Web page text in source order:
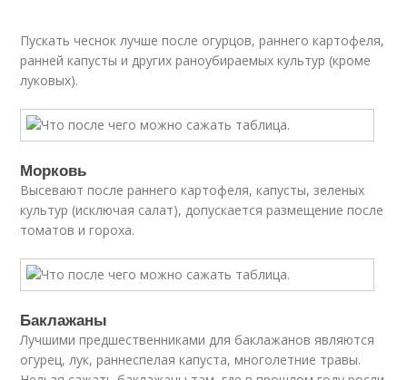
Пускать чеснок лучше после огурцов, раннего картофеля,
ранней капусты и других раноубираемых культур (кроме
луковых).
Морковь
Высевают после раннего картофеля, капусты, зеленых
культур (исключая салат), допускается размещение после
томатов и гороха.
Баклажаны
Лучшими предшественниками для баклажанов являются
огурец, лук, раннеспелая капуста, многолетние травы.